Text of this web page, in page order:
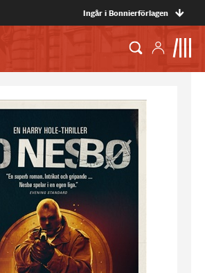
Ingår i Bonnierförlagen